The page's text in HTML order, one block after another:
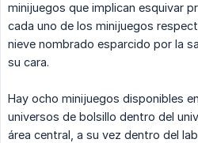
minijuegos que implican esquivar
cada uno de los minijuegos
nieve nombrado esparcido por la
su cara.
Hay ocho minijuegos disponibles
universos de bolsillo dentro del
área central, a su vez dentro del